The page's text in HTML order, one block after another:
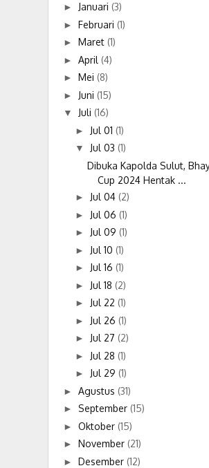
► Januari (3)
► Februari (1)
► Maret (1)
► April (4)
► Mei (8)
► Juni (15)
▼ Juli (16)
► Jul 01 (1)
▼ Jul 03 (1)
Dibuka Kapolda Sulut,
Cup 2024 Hentak ...
► Jul 04 (2)
► Jul 06 (1)
► Jul 09 (1)
► Jul 10 (1)
► Jul 16 (1)
► Jul 18 (2)
► Jul 22 (1)
► Jul 26 (1)
► Jul 27 (2)
► Jul 28 (1)
► Jul 29 (1)
► Agustus (31)
► September (15)
► Oktober (15)
► November (21)
► Desember (12)